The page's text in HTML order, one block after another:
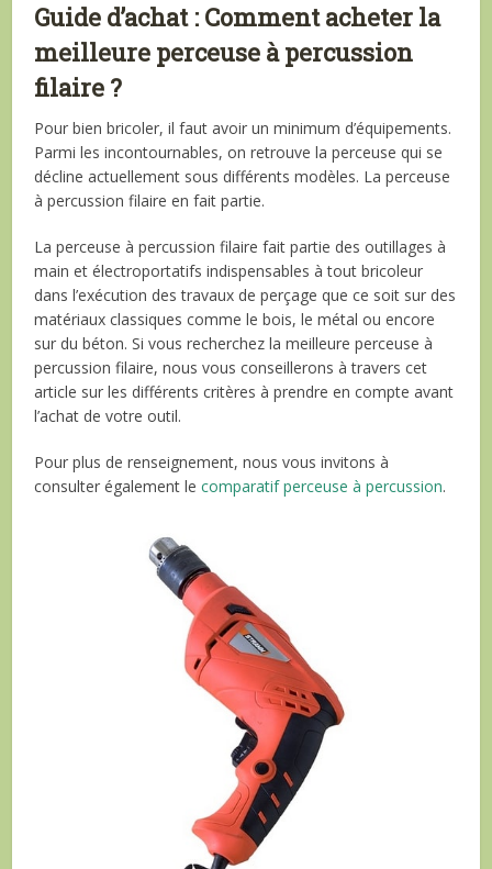
Guide d’achat : Comment acheter la
meilleure perceuse à percussion
filaire ?
Pour bien bricoler, il faut avoir un minimum d’équipements.
Parmi les incontournables, on retrouve la perceuse qui se
décline actuellement sous différents modèles. La perceuse
à percussion filaire en fait partie.
La perceuse à percussion filaire fait partie des outillages à
main et électroportatifs indispensables à tout bricoleur
dans l’exécution des travaux de perçage que ce soit sur des
matériaux classiques comme le bois, le métal ou encore
sur du béton. Si vous recherchez la meilleure perceuse à
percussion filaire, nous vous conseillerons à travers cet
article sur les différents critères à prendre en compte avant
l’achat de votre outil.
Pour plus de renseignement, nous vous invitons à
consulter également lecomparatif perceuse à percussion.